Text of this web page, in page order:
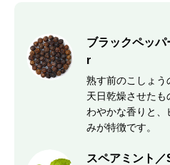
ブラックペッ
r
熟す前のこしょう
天日乾燥させたも
わやかな香りと
みが特徴です。
スペアミント